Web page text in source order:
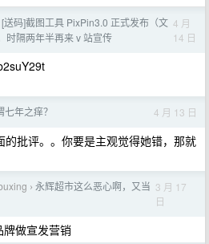
[送码]截图工具 PixPin3.0 正式发布（文
时隔两年半再来 v 站宣传
4 月
14 日
七年之痒？ 4 月 13 日
的批评。。你要是主观觉得她错，那就
› 永辉超市这么恶心啊，又当 3 月 17
日
做宣发营销